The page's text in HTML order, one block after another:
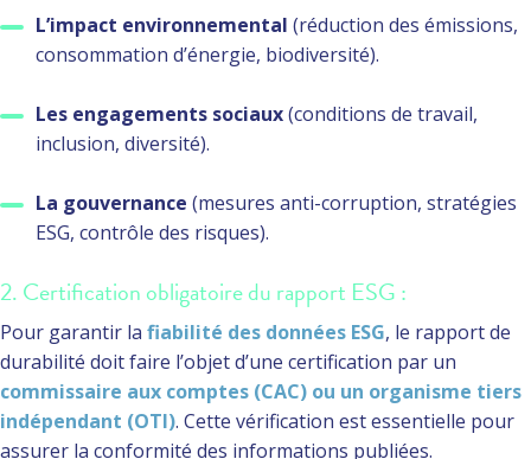
L’impact environnemental (réduction des émissions,
consommation d’énergie, biodiversité).
Les engagements sociaux(conditions de travail,
inclusion, diversité).
La gouvernance (mesures anti-corruption, stratégies
ESG, contrôle des risques).
2. Certification obligatoire du rapport ESG :
Pour garantir la fiabilité des données ESG, le rapport de
durabilité doit faire l’objet d’une certification par un
commissaire aux comptes (CAC) ou un organisme tiers
indépendant (OTI). Cette vérification est essentielle pour
assurer la conformité des informations publiées.